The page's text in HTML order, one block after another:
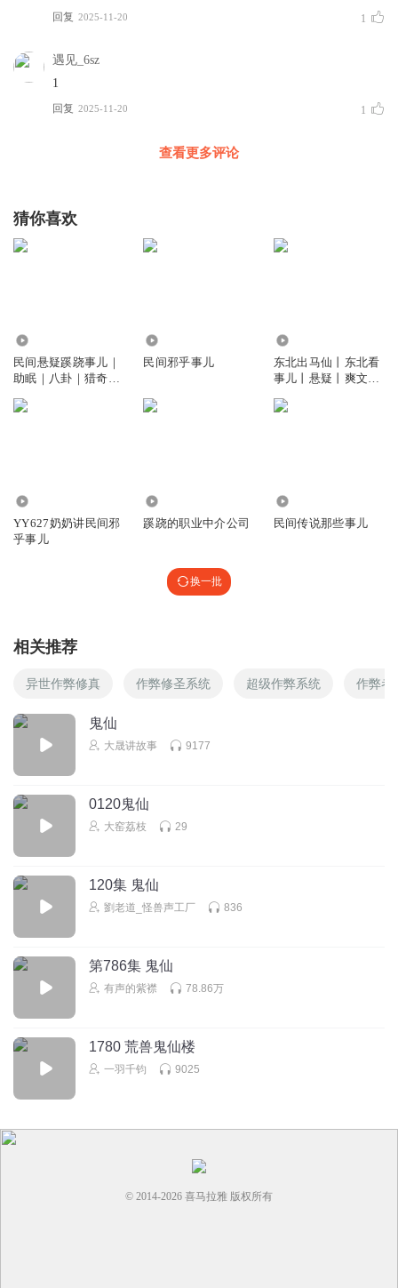
回复 2025-11-20 1
遇见_6sz
1
回复 2025-11-20 1
查看更多评论
猜你喜欢
民间悬疑蹊跷事儿｜
助眠｜八卦｜猎奇｜
民间邪乎事儿
东北出马仙丨东北看
事儿丨悬疑丨爽文丨
YY627奶奶讲民间邪
乎事儿
蹊跷的职业中介公司 民间传说那些事儿
换一批
相关推荐
异世作弊修真 作弊修圣系统 超级作弊系统 作弊者
鬼仙
大晟讲故事 9177
0120鬼仙
大窑荔枝 29
120集 鬼仙
劉老道_怪兽声工厂 836
第786集 鬼仙
有声的紫襟 78.86万
1780 荒兽鬼仙楼
一羽千钧 9025
© 2014-2026 喜马拉雅 版权所有